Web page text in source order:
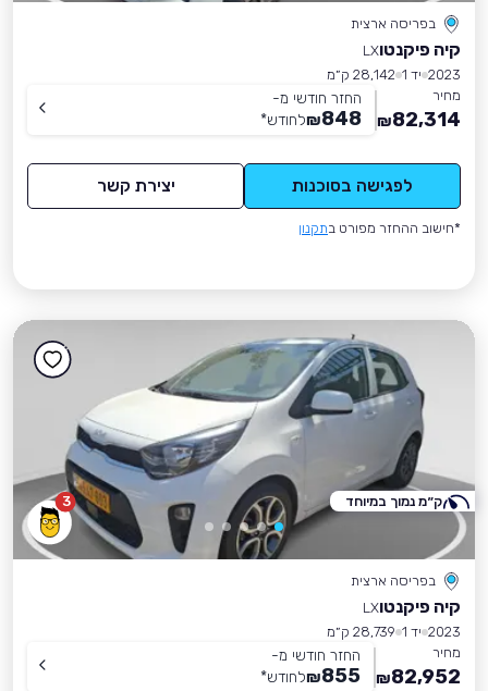
בפריסה ארצית
קיה פיקנטוLX
2023 יד 1
28,142 ק״מ
מחיר
82,314
₪
החזר חודשי מ-
848
₪לחודש*
לפגישה בסוכנות יצירת קשר
*חישוב ההחזר מפורט בתקנון
3
בפריסה ארצית
קיה פיקנטוLX
2023 יד 1
28,739 ק״מ
מחיר
82,952
₪
החזר חודשי מ-
855
₪לחודש*
ק״מ נמוך במיוחד